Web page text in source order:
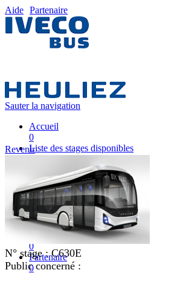
Aide Partenaire
Sauter la navigation
Accueil
0
Liste des stages disponibles
Liste des stages
0
Nos équipes pédagogiques
0
IVECO FRANCE
0
Mon plan de formation
0
Partenaire
0
Revenir
N° stage :C630E
Public concerné :